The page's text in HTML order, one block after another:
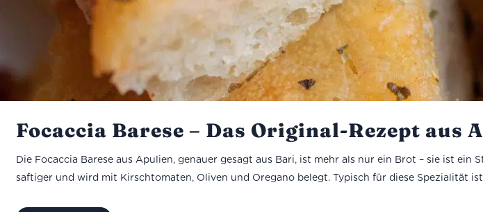
Focaccia Barese – Das Original-Rezept aus
Die Focaccia Barese aus Apulien, genauer gesagt aus Bari, ist mehr als nur ein Brot – sie ist
saftiger und wird mit Kirschtomaten, Oliven und Oregano belegt. Typisch für diese Spezialität ist